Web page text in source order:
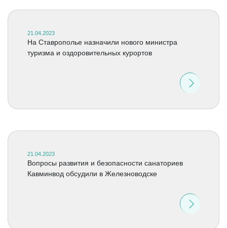
21.04.2023
На Ставрополье назначили нового министра
туризма и оздоровительных курортов
21.04.2023
Вопросы развития и безопасности санаториев
Кавминвод обсудили в Железноводске